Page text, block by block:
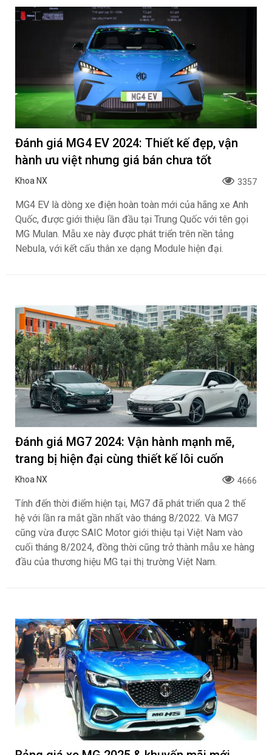
Đánh giá MG4 EV 2024: Thiết kế đẹp, vận
hành ưu việt nhưng giá bán chưa tốt
Khoa NX 3357
MG4 EV là dòng xe điện hoàn toàn mới của hãng xe Anh
Quốc, được giới thiệu lần đầu tại Trung Quốc với tên gọi
MG Mulan. Mẫu xe này được phát triển trên nền tảng
Nebula, với kết cấu thân xe dạng Module hiện đại.
Đánh giá MG7 2024: Vận hành mạnh mẽ,
trang bị hiện đại cùng thiết kế lôi cuốn
Khoa NX 4666
Tính đến thời điểm hiện tại, MG7 đã phát triển qua 2 thế
hệ với lần ra mắt gần nhất vào tháng 8/2022. Và MG7
cũng vừa được SAIC Motor giới thiệu tại Việt Nam vào
cuối tháng 8/2024, đồng thời cũng trở thành mẫu xe hàng
đầu của thương hiệu MG tại thị trường Việt Nam.